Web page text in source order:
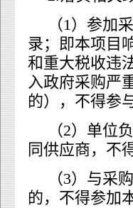
（1）参加
录；即本项目
和重大税收违
入政府采购严
的），不得参
（2）单位
同供应商，不
（3）与采
的，不得参加